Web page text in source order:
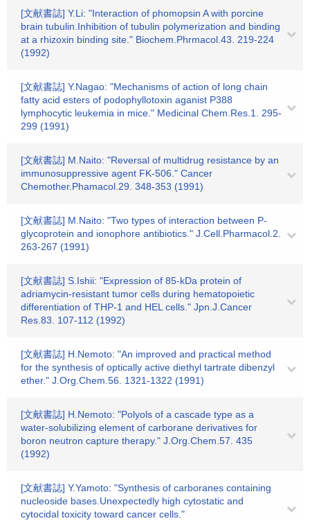
[文献書誌] Y.Li: "Interaction of phomopsin A with porcine
brain tubulin.Inhibition of tubulin polymerization and binding
at a rhizoxin binding site." Biochem.Phrmacol.43. 219-224
(1992)
[文献書誌] Y.Nagao: "Mechanisms of action of long chain
fatty acid esters of podophyllotoxin aganist P388
lymphocytic leukemia in mice." Medicinal Chem.Res.1. 295-
299 (1991)
[文献書誌] M.Naito: "Reversal of multidrug resistance by an
immunosuppressive agent FK-506." Cancer
Chemother.Phamacol.29. 348-353 (1991)
[文献書誌] M.Naito: "Two types of interaction between P-
glycoprotein and ionophore antibiotics." J.Cell.Pharmacol.2.
263-267 (1991)
[文献書誌] S.Ishii: "Expression of 85-kDa protein of
adriamycin-resistant tumor cells during hematopoietic
differentiation of THP-1 and HEL cells." Jpn.J.Cancer
Res.83. 107-112 (1992)
[文献書誌] H.Nemoto: "An improved and practical method
for the synthesis of optically active diethyl tartrate dibenzyl
ether." J.Org.Chem.56. 1321-1322 (1991)
[文献書誌] H.Nemoto: "Polyols of a cascade type as a
water-solubilizing element of carborane derivatives for
boron neutron capture therapy." J.Org.Chem.57. 435
(1992)
[文献書誌] Y.Yamoto: "Synthesis of carboranes containing
nucleoside bases.Unexpectedly high cytostatic and
cytocidal toxicity toward cancer cells."